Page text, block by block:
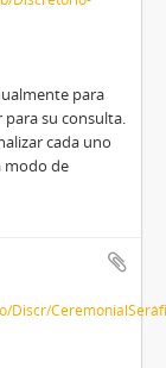
para
su consulta.
cada uno
modo de
Discr/